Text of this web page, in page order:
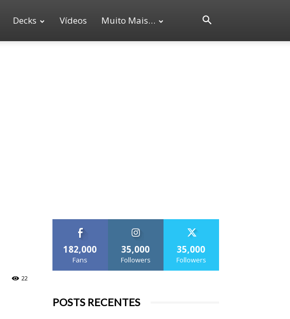
Decks Vídeos Muito Mais…
22
182,000
Fans
35,000
Followers
35,000
Followers
POSTS RECENTES